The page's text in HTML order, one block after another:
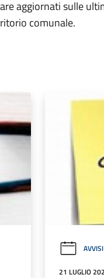
aggiornati sulle
comunale.
AVVISI
21 LUGLIO